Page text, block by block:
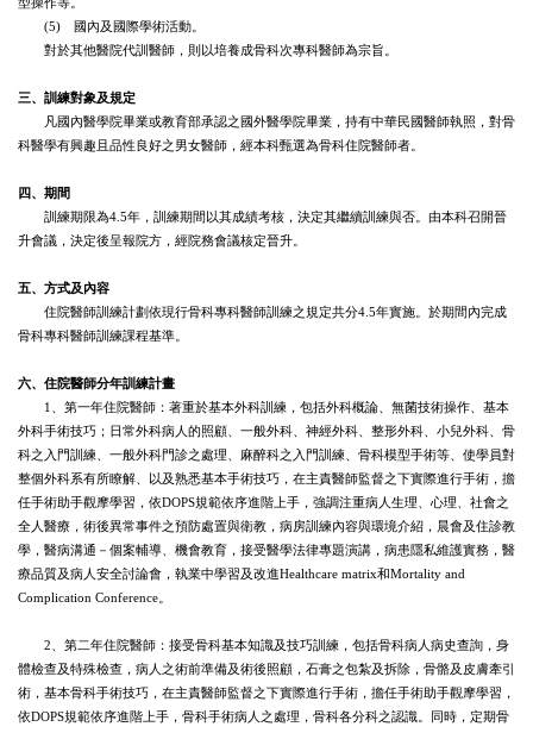
(5) 國內及國際學術活動。
對於其他醫院代訓醫師，則以培養成骨科次專科醫師為宗旨。
三、訓練對象及規定
凡國內醫學院畢業或教育部承認之國外醫學院畢業，持有中華民國醫師執照，對骨
科醫學有興趣且品性良好之男女醫師，經本科甄選為骨科住院醫師者。
四、期間
訓練期限為4.5年，訓練期間以其成績考核，決定其繼續訓練與否。由本科召開晉
升會議，決定後呈報院方，經院務會議核定晉升。
五、方式及內容
住院醫師訓練計劃依現行骨科專科醫師訓練之規定共分4.5年實施。於期間內完成
骨科專科醫師訓練課程基準。
六、住院醫師分年訓練計畫
1、第一年住院醫師：著重於基本外科訓練，包括外科概論、無菌技術操作、基本
外科手術技巧；日常外科病人的照顧、一般外科、神經外科、整形外科、小兒外科、骨
科之入門訓練、一般外科門診之處理、麻醉科之入門訓練、骨科模型手術等、使學員對
整個外科系有所瞭解、以及熟悉基本手術技巧，在主責醫師監督之下實際進行手術，擔
任手術助手觀摩學習，依DOPS規範依序進階上手，強調注重病人生理、心理、社會之
全人醫療，術後異常事件之預防處置與衛教，病房訓練內容與環境介紹，晨會及住診教
學，醫病溝通－個案輔導、機會教育，接受醫學法律專題演講，病患隱私維護實務，醫
療品質及病人安全討論會，執業中學習及改進Healthcare matrix和Mortality and
Complication Conference。
2、第二年住院醫師：接受骨科基本知識及技巧訓練，包括骨科病人病史查詢，身
體檢查及特殊檢查，病人之術前準備及術後照顧，石膏之包紮及拆除，骨骼及皮膚牽引
術，基本骨科手術技巧，在主責醫師監督之下實際進行手術，擔任手術助手觀摩學習，
依DOPS規範依序進階上手，骨科手術病人之處理，骨科各分科之認識。同時，定期骨